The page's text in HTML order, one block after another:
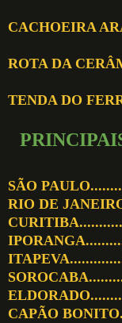
CACHOEIRA
ROTA DA
TENDA DO
SÃO
RIO DE
CAPÃO